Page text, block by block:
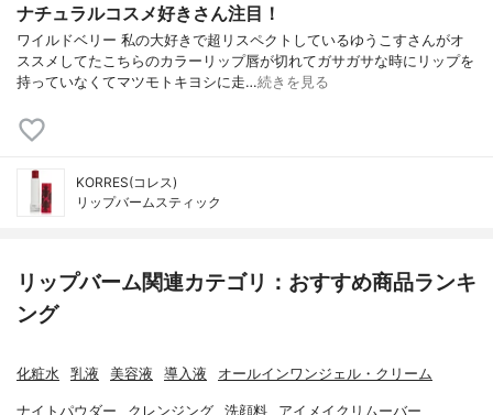
ナチュラルコスメ好きさん注目！
ワイルドベリー 私の大好きで超リスペクトしているゆうこすさんがオ
ススメしてたこちらのカラーリップ唇が切れてガサガサな時にリップを
持っていなくてマツモトキヨシに走…続きを見る
KORRES(コレス)
リップバームスティック
リップバーム関連カテゴリ：おすすめ商品ランキ
ング
化粧水 乳液 美容液 導入液 オールインワンジェル・クリーム
ナイトパウダー クレンジング 洗顔料 アイメイクリムーバー